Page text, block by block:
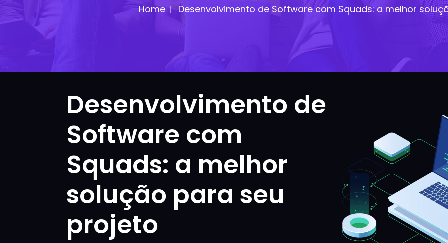
Home Desenvolvimento de Software com Squads: a melhor
Desenvolvimento de
Software com
Squads: a melhor
solução para seu
projeto